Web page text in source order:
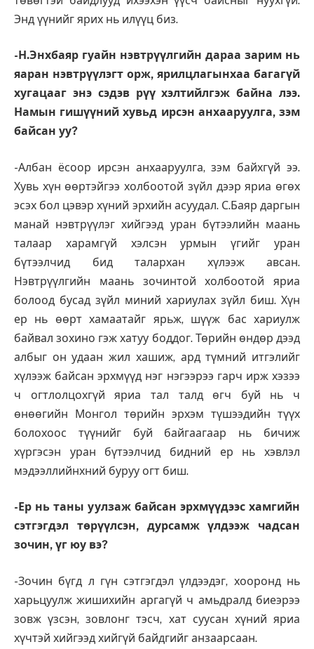
Энд үүнийг ярих нь илүүц биз.
-Н.Энхбаяр гуайн нэвтрүүлгийн дараа зарим нь
яаран нэвтрүүлэгт орж, ярилцлагынхаа багагүй
хугацааг энэ сэдэв рүү хэлтийлгэж байна лээ.
Намын гишүүний хувьд ирсэн анхааруулга, зэм
байсан уу?
-Албан ёсоор ирсэн анхааруулга, зэм байхгүй ээ.
Хувь хүн өөртэйгээ холбоотой зүйл дээр яриа өгөх
эсэх бол цэвэр хүний эрхийн асуудал. С.Баяр даргын
манай нэвтрүүлэг хийгээд уран бүтээлийн маань
талаар харамгүй хэлсэн урмын үгийг уран
бүтээлчид бид талархан хүлээж авсан.
Нэвтрүүлгийн маань зочинтой холбоотой яриа
болоод бусад зүйл миний хариулах зүйл биш. Хүн
ер нь өөрт хамаатайг ярьж, шүүж бас хариулж
байвал зохино гэж хатуу боддог. Төрийн өндөр дээд
албыг он удаан жил хашиж, ард түмний итгэлийг
хүлээж байсан эрхмүүд нэг нэгээрээ гарч ирж хэзээ
ч огтлолцохгүй яриа тал талд өгч буй нь ч
өнөөгийн Монгол төрийн эрхэм түшээдийн түүх
болохоос түүнийг буй байгаагаар нь бичиж
хүргэсэн уран бүтээлчид бидний ер нь хэвлэл
мэдээллийнхний буруу огт биш.
-Ер нь таны уулзаж байсан эрхмүүдээс хамгийн
сэтгэгдэл төрүүлсэн, дурсамж үлдээж чадсан
зочин, үг юу вэ?
-Зочин бүгд л гүн сэтгэгдэл үлдээдэг, хооронд нь
харьцуулж жишихийн аргагүй ч амьдралд биеэрээ
зовж үзсэн, зовлонг тэсч, хат суусан хүний яриа
хүчтэй хийгээд хийгүй байдгийг анзаарсаан.